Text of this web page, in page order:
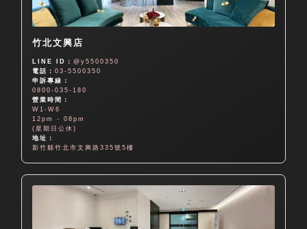
竹北文興店
LINE ID：@y5500350
電話：03-5500350
申訴專線：
0800-035-180
營業時間：
W1-W6
12pm - 08pm
(星期日公休)
地址：
新竹縣竹北市文興路335號5樓